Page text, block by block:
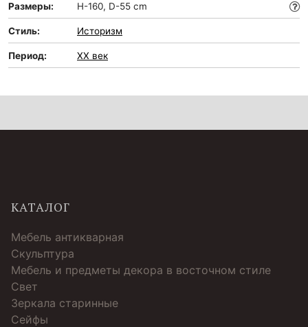
Размеры: Н-160, D-55 cm
Стиль: Историзм
Период: XX век
КАТАЛОГ
Мебель антикварная
Скульптура
Мебель и предметы декора в восточном стиле
Свет
Зеркала старинные
Cейфы